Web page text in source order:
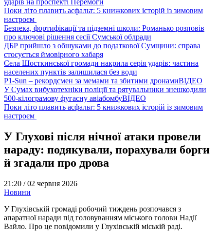
ударів на проспекті Перемоги
Поки літо плавить асфальт: 5 книжкових історій із зимовим
настроєм
Безпека, фортифікації та підземні школи: Романько розповів
про ключові рішення сесії Сумської облради
ДБР прийшло з обшуками до податкової Сумщини: справа
стосується ймовірного хабаря
Села Шосткинської громади накрила серія ударів: частина
населених пунктів залишилася без води
P1-Sun – рекордсмен за мемами та збитими дронамиВІДЕО
У Сумах вибухотехніки поліції та рятувальники знешкодили
500-кілограмову фугасну авіабомбуВІДЕО
Поки літо плавить асфальт: 5 книжкових історій із зимовим
настроєм
У Глухові після нічної атаки провели
нараду: подякували, порахували борги
й згадали про дрова
21:20 /02 червня 2026
Новини
У Глухівській громаді робочий тиждень розпочався з
апаратної наради під головуванням міського голови Надії
Вайло. Про це повідомили у Глухівській міській раді.